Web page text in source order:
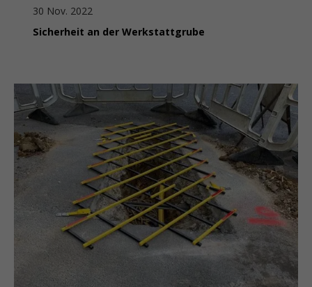
30 Nov. 2022
Sicherheit an der Werkstattgrube